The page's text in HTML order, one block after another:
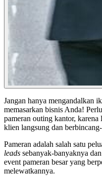
Jangan hanya mengandalkan
memasarkan bisnis Anda!
pameran outing kantor,
klien langsung dan
Pameran adalah salah satu
leads sebanyak-banyaknya
event pameran besar yang
melewatkannya.